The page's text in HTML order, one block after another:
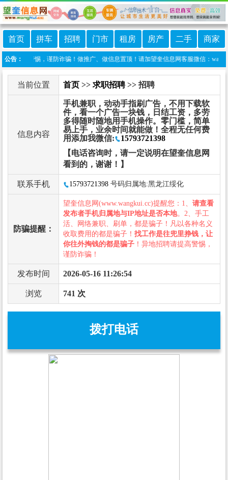
首页 拼车 招聘 门市 租房 房产 二手 商家
公告：
提高警惕，谨防诈骗！做推广、做信息置顶！请加望奎信息网客服微信：
当前位置 首页 >> 求职招聘>> 招聘
信息内容
手机兼职，动动手指刷广告，不用下载软
件，看一个广告一块钱，日结工资，多劳
多得随时随地用手机操作。零门槛，简单
易上手，业余时间就能做！全程无任何费
用添加我微信:
15793721398
【电话咨询时，请一定说明在望奎信息网
看到的，谢谢！】
联系手机 15793721398 号码归属地:黑龙江绥化
防骗提醒：
望奎信息网(www.wangkui.cc)提醒您：1、 请查看
发布者手机归属地与IP地址是否本地。2、手工
活、网络兼职、刷单，都是骗子！凡以各种名义
收取费用的都是骗子！ 找工作是往兜里挣钱，让
你往外掏钱的都是骗子 ！异地招聘请提高警惕，
谨防诈骗！
发布时间 2026-05-16 11:26:54
浏览 741 次
拨打电话